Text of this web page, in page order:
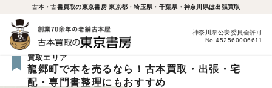
古本・古書買取の東京書房 東京都・埼玉県・千葉県・神奈川県は出張買取
神奈川県公安委員会許可
No.452560006611
買取エリア
龍郷町で本を売るなら！古本買取・出張・宅
配・専門書整理にもおすすめ